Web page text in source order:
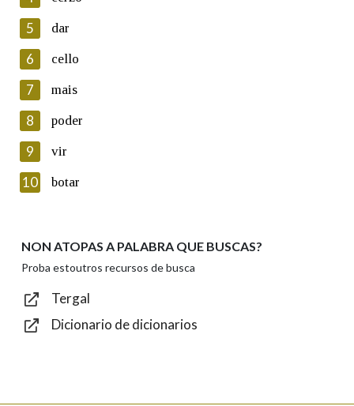
Lin e acepto as condicións da política de
Introduce o código que aparece na imaxe:
Texto de verificación
Enviar
5 dar
6 cello
7 mais
8 poder
9 vir
10 botar
NON ATOPAS A PALABRA QUE BUSCAS?
Proba estoutros recursos de busca
Tergal
Dicionario de dicionarios